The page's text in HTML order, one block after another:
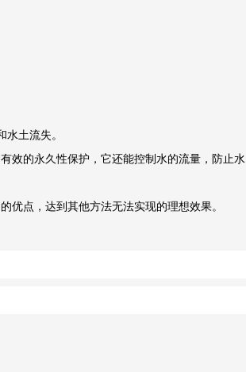
土流失。
效的永久性保护，它还能控制水的流量，防止水
优点，达到其他方法无法实现的理想效果。